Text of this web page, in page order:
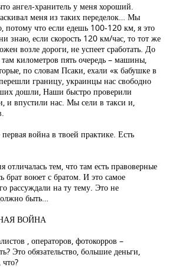
ангел-хранитель у меня хороший.
меня из таких переделок… Мы
потому что если едешь 100-120 км, я это
знаю, если скорость 120 км/час, то тот же
возле дороги, не успеет сработать. До
километров пять очередь – машины,
по словам Псаки, ехали «к бабушке в
границу, украинцы нас свободно
дошли, Наши быстро проверили
и впустили нас. Мы сели в такси и,
война в твоей практике. Есть
тем, что там есть правоверные
брат воюет с братом. И это самое
рассуждали на ту тему. Это не
быть…
ВОЙНА
, операторов, фотокорров –
Это обязательство, большие деньги,